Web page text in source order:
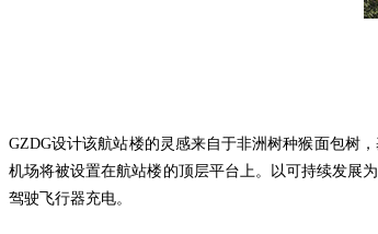
GZDG设计该航站楼的灵感来自于非洲树种猴面包树
机场将被设置在航站楼的顶层平台上。以可持续发展
驾驶飞行器充电。